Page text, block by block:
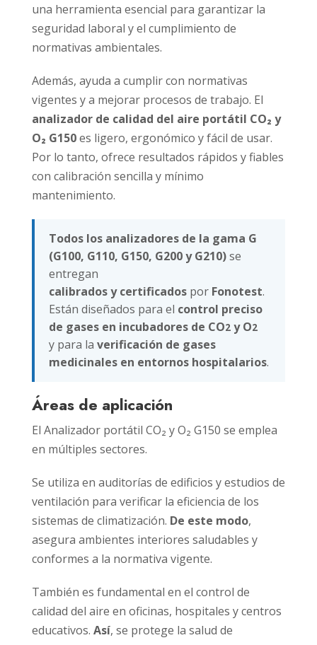
una herramienta esencial para garantizar la
seguridad laboral y el cumplimiento de
normativas ambientales.
Además, ayuda a cumplir con normativas
vigentes y a mejorar procesos de trabajo. El
analizador de calidad del aire portátil CO₂ y
O₂ G150es ligero, ergonómico y fácil de usar.
Por lo tanto, ofrece resultados rápidos y fiables
con calibración sencilla y mínimo
mantenimiento.
Todos los analizadores de la gama G
(G100, G110, G150, G200 y G210)se
entregan
calibrados y certificados por Fonotest.
Están diseñados para el control preciso
de gases en incubadores de CO2 y O2
y para la verificación de gases
medicinales en entornos hospitalarios.
Áreas de aplicación
El Analizador portátil CO₂ y O₂ G150 se emplea
en múltiples sectores.
Se utiliza en auditorías de edificios y estudios de
ventilación para verificar la eficiencia de los
sistemas de climatización. De este modo,
asegura ambientes interiores saludables y
conformes a la normativa vigente.
También es fundamental en el control de
calidad del aire en oficinas, hospitales y centros
educativos. Así, se protege la salud de